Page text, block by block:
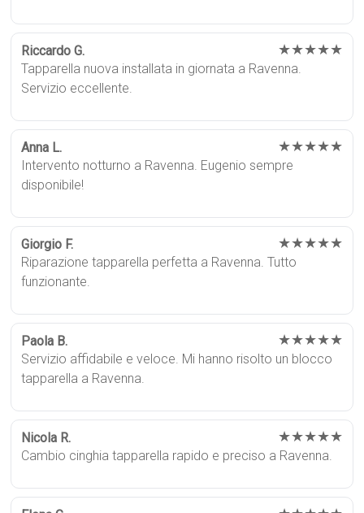
Riccardo G. ★★★★★
Tapparella nuova installata in giornata a Ravenna.
Servizio eccellente.
Anna L. ★★★★★
Intervento notturno a Ravenna. Eugenio sempre
disponibile!
Giorgio F. ★★★★★
Riparazione tapparella perfetta a Ravenna. Tutto
funzionante.
Paola B. ★★★★★
Servizio affidabile e veloce. Mi hanno risolto un blocco
tapparella a Ravenna.
Nicola R. ★★★★★
Cambio cinghia tapparella rapido e preciso a Ravenna.